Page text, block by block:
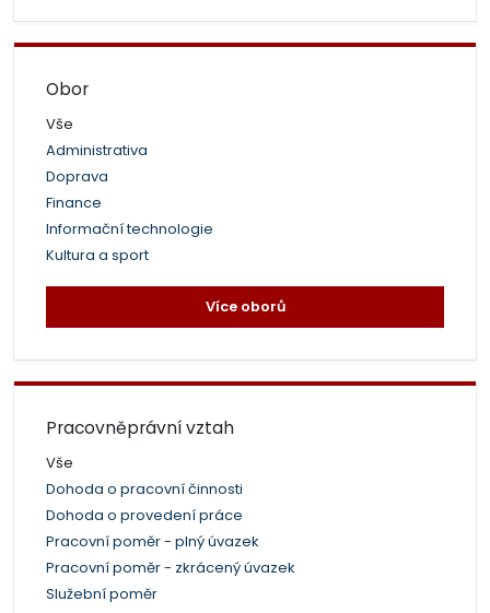
Obor
Vše
Administrativa
Doprava
Finance
Informační technologie
Kultura a sport
Více oborů
Pracovněprávní vztah
Vše
Dohoda o pracovní činnosti
Dohoda o provedení práce
Pracovní poměr - plný úvazek
Pracovní poměr - zkrácený úvazek
Služební poměr